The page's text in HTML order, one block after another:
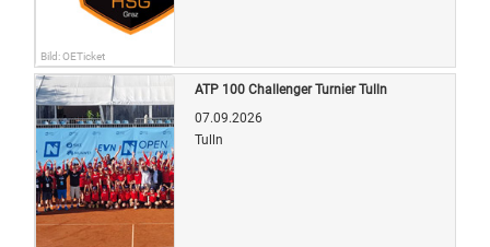
Bild: OETicket
ATP 100 Challenger Turnier Tulln
07.09.2026
Tulln